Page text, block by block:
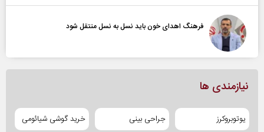
فرهنگ اهدای خون باید نسل به نسل منتقل شود
نیازمندی ها
یوتوبروکرز جراحی بینی خرید گوشی شیائومی